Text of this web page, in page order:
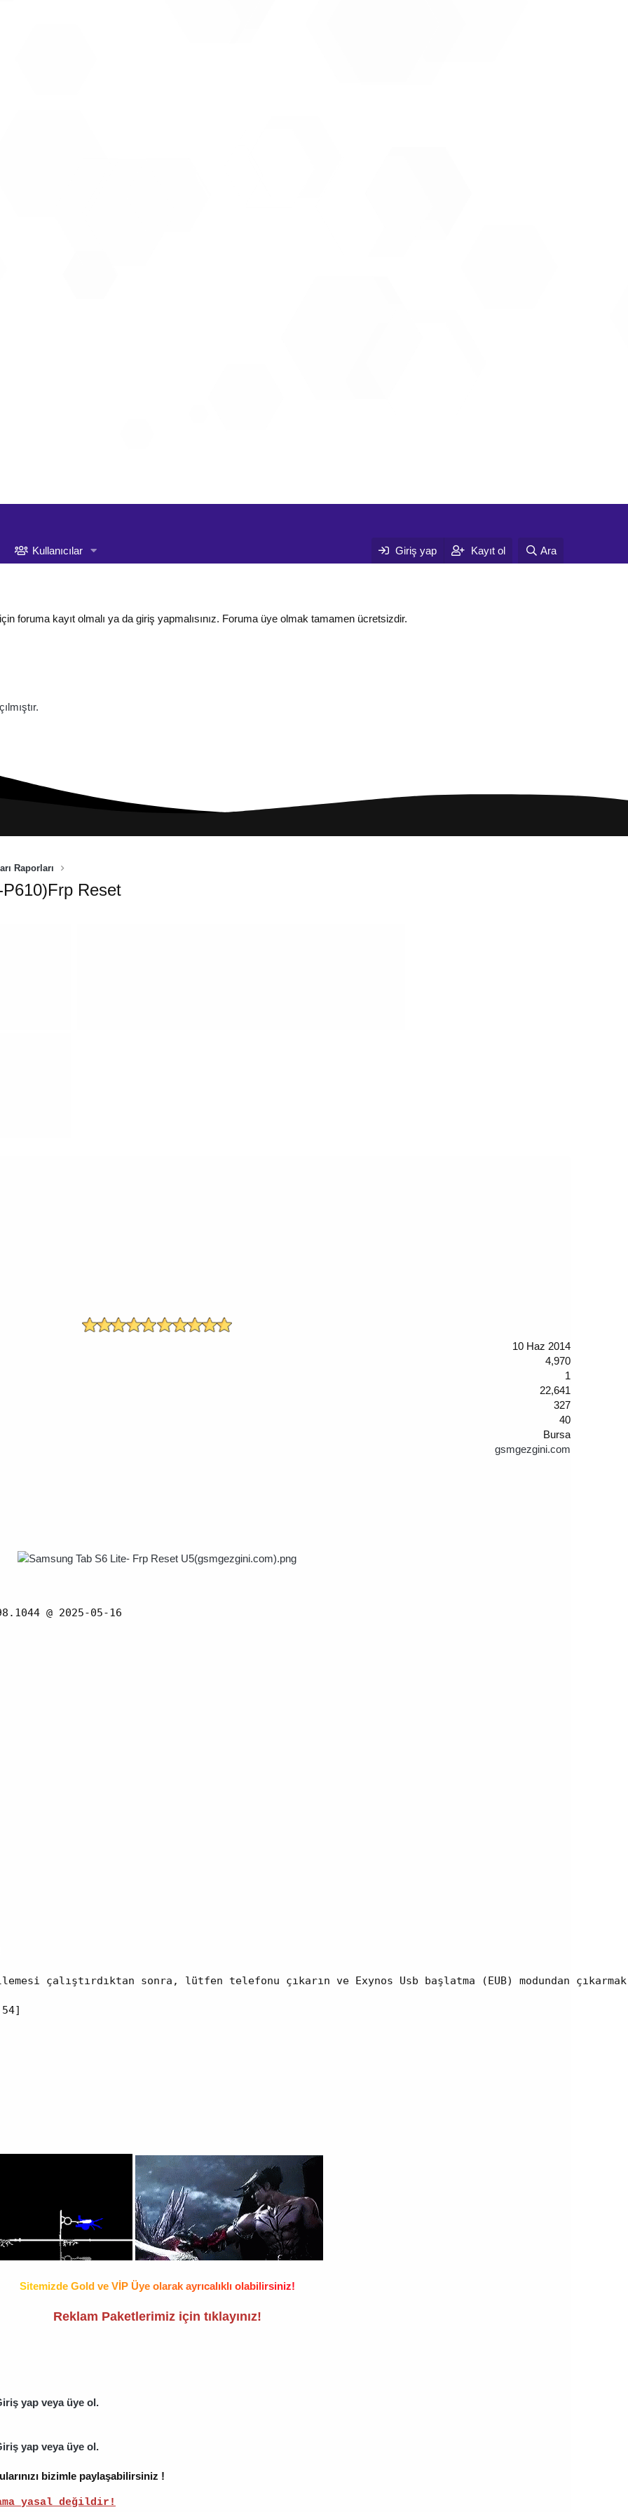
Kullanıcılar Giriş yap Kayıt ol Ara
foruma kayıt olmalı ya da giriş yapmalısınız. Foruma üye olmak tamamen ücretsizdir.
Raporları
Reset
10 Haz 2014
4,970
1
22,641
327
40
Bursa
gsmgezgini.com
@ 2025-05-16
çalıştırdıktan sonra, lütfen telefonu çıkarın ve Exynos Usb başlatma (EUB) modundan
Sitemizde Gold ve VİP Üye olarak ayrıcalıklı olabilirsiniz!
Reklam Paketlerimiz için tıklayınız!
yap veya üye ol.
yap veya üye ol.
bizimle paylaşabilirsiniz !
yasal değildir!